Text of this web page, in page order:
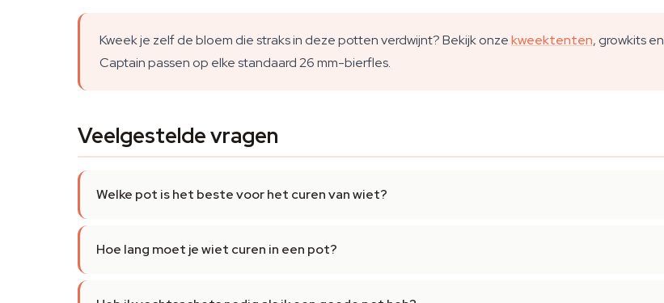
Kweek je zelf de bloem die straks in deze potten verdwijnt? Bekijk onzekweektenten, growkits en
Captain passen op elke standaard 26 mm-bierfles.
Veelgestelde vragen
Welke pot is het beste voor het curen van wiet?
Hoe lang moet je wiet curen in een pot?